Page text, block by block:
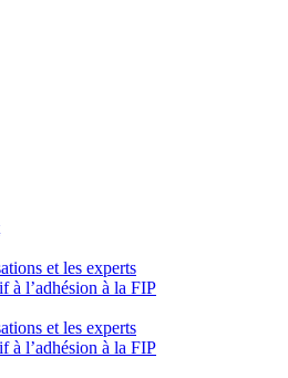
et les experts
à l’adhésion à la FIP
et les experts
à l’adhésion à la FIP